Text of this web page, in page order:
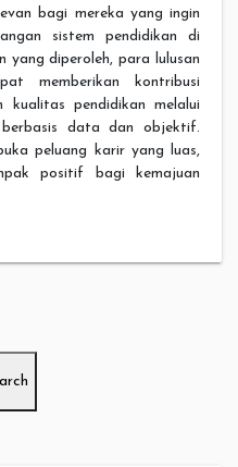
bagi mereka yang ingin
sistem pendidikan di
yang diperoleh, para lulusan
memberikan kontribusi
kualitas pendidikan melalui
data dan objektif.
peluang karir yang luas,
positif bagi kemajuan